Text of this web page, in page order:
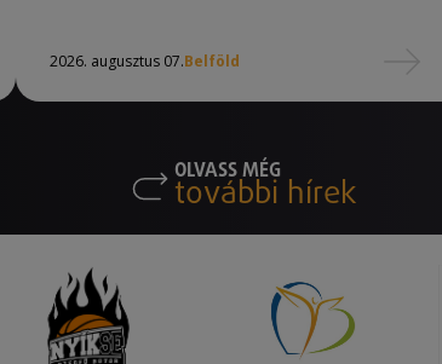
2026. augusztus 07.Belföld
OLVASS MÉG
további hírek